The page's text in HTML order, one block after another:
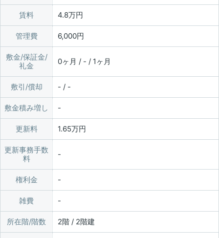
賃料 4.8万円
管理費 6,000円
敷金/保証金/
礼金
0ヶ月 / - / 1ヶ月
敷引/償却 - / -
敷金積み増し
更新料 1.65万円
更新事務手数
料
権利金
雑費
所在階/階数 2階 / 2階建